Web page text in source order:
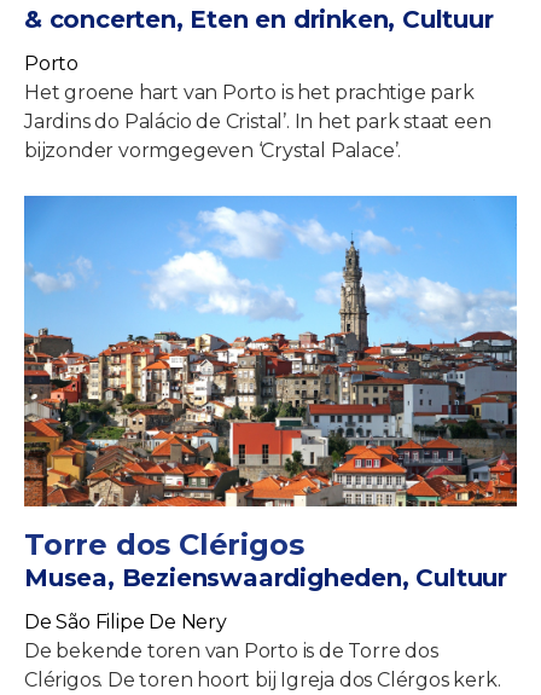
& concerten, Eten en drinken, Cultuur
Porto
Het groene hart van Porto is het prachtige park
Jardins do Palácio de Cristal’. In het park staat een
bijzonder vormgegeven ‘Crystal Palace’.
Torre dos Clérigos
Musea, Bezienswaardigheden, Cultuur
De São Filipe De Nery
De bekende toren van Porto is de Torre dos
Clérigos. De toren hoort bij Igreja dos Clérgos kerk.